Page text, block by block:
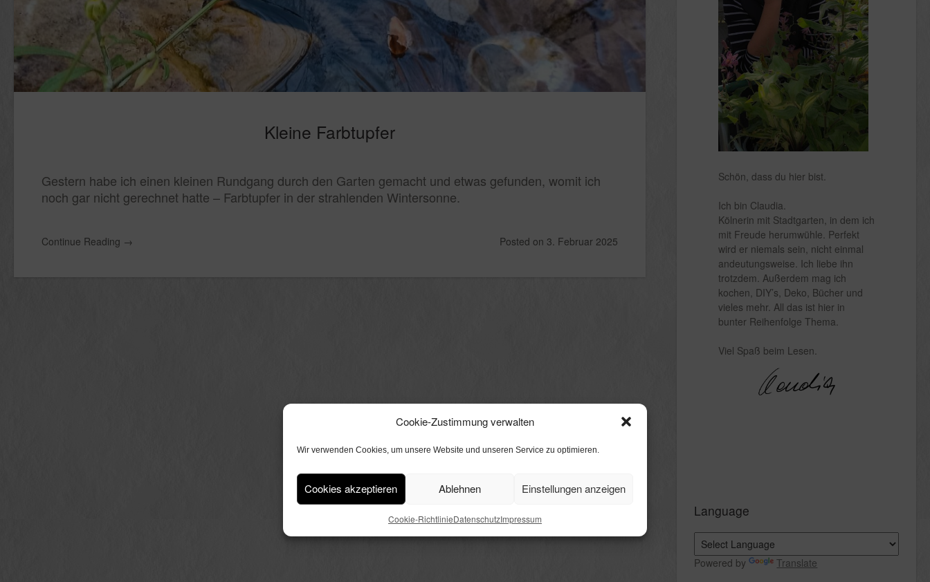
Cookie-Zustimmung verwalten
Wir verwenden Cookies, um unsere Website und unseren Service zu optimieren.
Cookies akzeptieren Ablehnen Einstellungen anzeigen
Cookie-RichtlinieDatenschutzImpressum
Kleine Farbtupfer
Gestern habe ich einen kleinen Rundgang durch den Garten gemacht und etwas gefunden, womit ich
noch gar nicht gerechnet hatte – Farbtupfer in der strahlenden Wintersonne.
Continue Reading → Posted on 3. Februar 2025
Schön, dass du hier bist.
Ich bin Claudia.
Kölnerin mit Stadtgarten, in dem ich
mit Freude herumwühle. Perfekt
wird er niemals sein, nicht einmal
andeutungsweise. Ich liebe ihn
trotzdem. Außerdem mag ich
kochen, DIY’s, Deko, Bücher und
vieles mehr. All das ist hier in
bunter Reihenfolge Thema.
Viel Spaß beim Lesen.
Language
Powered by Translate